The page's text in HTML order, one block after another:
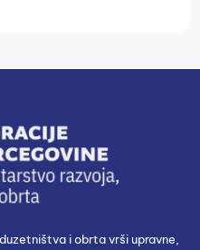
i obrta vrši upravne,